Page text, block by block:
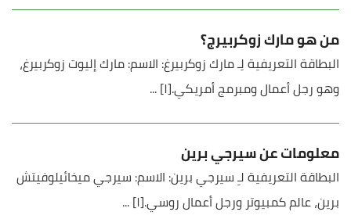
من هو مارك زوكربيرج؟
البطاقة التعريفية لِـ مارك زوكربيرغ: الاسم: مارك إليوت زوكربيرغ،
وهو رجل أعمال ومبرمج أمريكي.[١] ...
معلومات عن سيرجي برين
البطاقة التعريفية لـِ سيرجي برين: الاسم: سيرجي ميخائيلوفيتش
برين، عالم كمبيوتر ورجل أعمال روسي.[١] ...